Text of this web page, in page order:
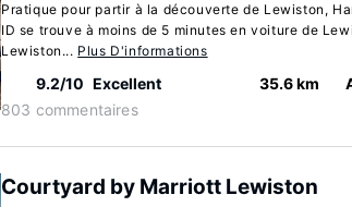
Pratique pour partir à la découverte de Lewiston,
ID se trouve à moins de 5 minutes en voiture de
Lewiston... Plus D'informations
9.2/10 Excellent
803 commentaires
35.6 km
Courtyard by Marriott Lewiston